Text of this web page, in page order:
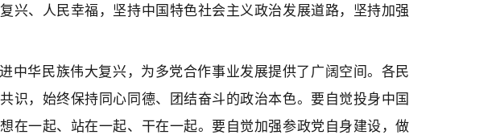
兴、人民幸福，坚持中国特色社会主义政治发展道路，坚持加强
中华民族伟大复兴，为多党合作事业发展提供了广阔空间。各民
识，始终保持同心同德、团结奋斗的政治本色。要自觉投身中国
在一起、站在一起、干在一起。要自觉加强参政党自身建设，做